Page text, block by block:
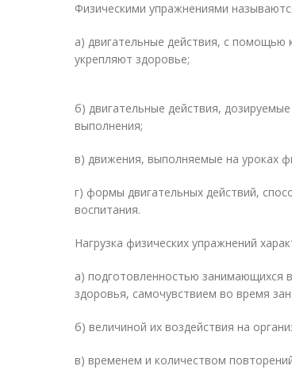
Физическими упражнениями
а) двигательные действия, с помощью
укрепляют здоровье;
б) двигательные действия,
выполнения;
в) движения, выполняемые на уроках
г) формы двигательных действий,
воспитания.
Нагрузка физических упражнений
а) подготовленностью занимающихся
здоровья, самочувствием во время
б) величиной их воздействия на
в) временем и количеством